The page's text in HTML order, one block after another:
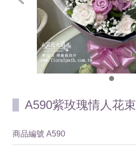
A590紫玫瑰情人花束
商品編號 A590